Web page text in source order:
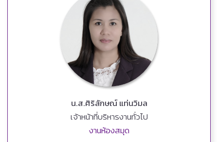
น.ส.ศิริลักษณ์ แท่นวิมล
เจ้าหน้าที่บริหารงานทั่วไป
งานห้องสมุด